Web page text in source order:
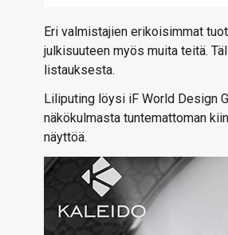
Eri valmistajien erikoisimmat
julkisuuteen myös muita teitä.
listauksesta.
Liliputing löysi iF World Design
näkökulmasta tuntemattoman
näyttöä.